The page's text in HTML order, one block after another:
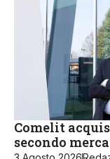
Comelit
secondo